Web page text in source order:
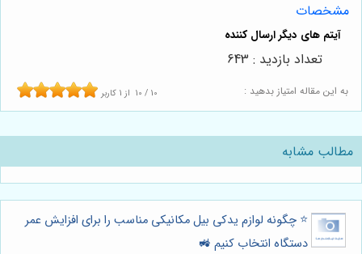
مشخصات
به این مقاله امتیاز بدهید : 10 / 10 از 1 کاربر
تعداد بازدید : 643
مطالب مشابه
⭐️ چگونه لوازم یدکی بیل مکانیکی مناسب را برای افزایش عمر
دستگاه انتخاب کنیم 🚜